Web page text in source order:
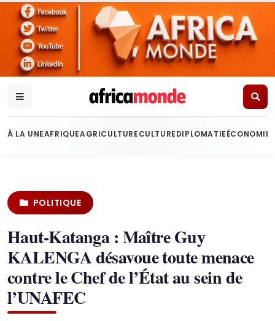
À LA UNEAFRIQUEAGRICULTURECULTUREDIPLOMATIEÉCONOMIE
POLITIQUE
Haut-Katanga : Maître Guy
KALENGA désavoue toute menace
contre le Chef de l’État au sein de
l’UNAFEC